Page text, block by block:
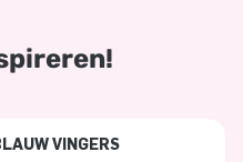
VINGERS